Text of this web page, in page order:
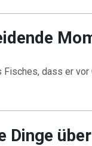
Fisches, dass er
Dinge